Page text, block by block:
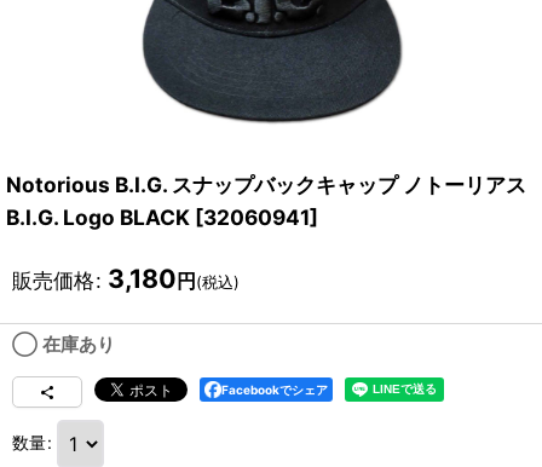
Notorious B.I.G. スナップバックキャップ ノトーリアス
B.I.G. Logo BLACK [32060941]
販売価格: 3,180 円 (税込)
◯ 在庫あり
Facebookでシェア
数量: